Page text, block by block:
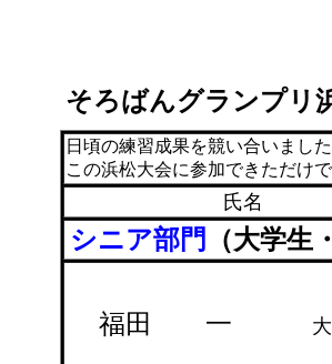
そろばんグランプリ
日頃の練習成果を競い合いました
この浜松大会に参加できただけ
氏名
シニア部門 （大学生
福田 一